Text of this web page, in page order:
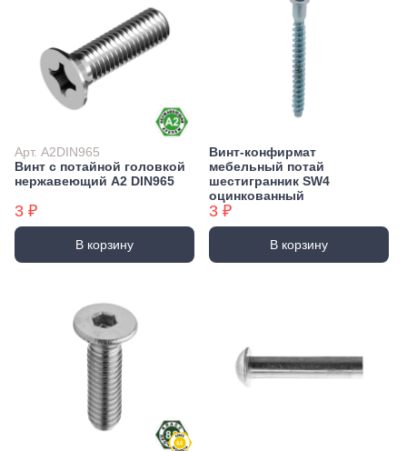
Арт. А2DIN965
Винт с потайной головкой
нержавеющий А2 DIN965
3 ₽
В корзину
Винт-конфирмат
мебельный потай
шестигранник SW4
оцинкованный
3 ₽
В корзину